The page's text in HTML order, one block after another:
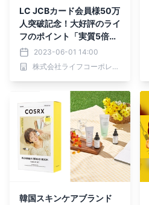
LC JCBカード会員様50万
人突破記念！大好評のライ
フのポイント「実質5倍」
キャンペーンを期間限定で
開催！
2023-06-01 14:00
株式会社ライフコーポレーション
韓国スキンケアブランド